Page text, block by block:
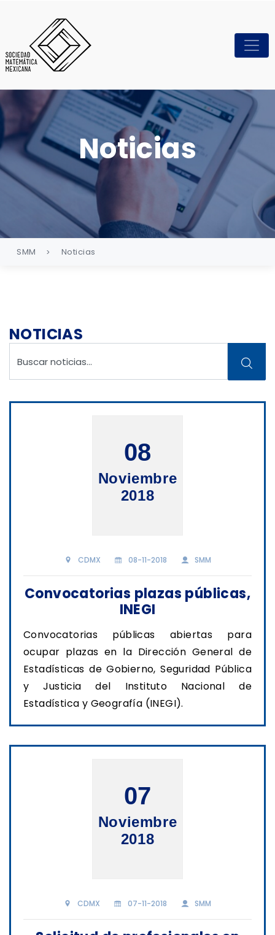
Noticias
SMM Noticias
NOTICIAS
08
Noviembre
2018
CDMX 08-11-2018 SMM
Convocatorias plazas públicas,
INEGI
Convocatorias públicas abiertas para
ocupar plazas en la Dirección General de
Estadísticas de Gobierno, Seguridad Pública
y Justicia del Instituto Nacional de
Estadística y Geografía (INEGI).
07
Noviembre
2018
CDMX 07-11-2018 SMM